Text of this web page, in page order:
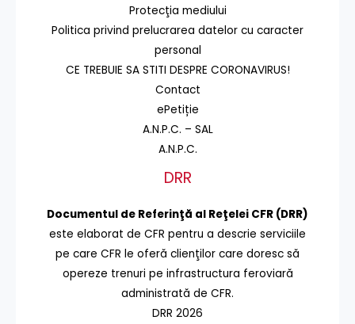
Protecţia mediului
Politica privind prelucrarea datelor cu caracter
personal
CE TREBUIE SA STITI DESPRE CORONAVIRUS!
Contact
ePetiție
A.N.P.C. – SAL
A.N.P.C.
DRR
Documentul de Referinţă al Reţelei CFR (DRR)
este elaborat de CFR pentru a descrie serviciile
pe care CFR le oferă clienţilor care doresc să
opereze trenuri pe infrastructura feroviară
administrată de CFR.
DRR 2026